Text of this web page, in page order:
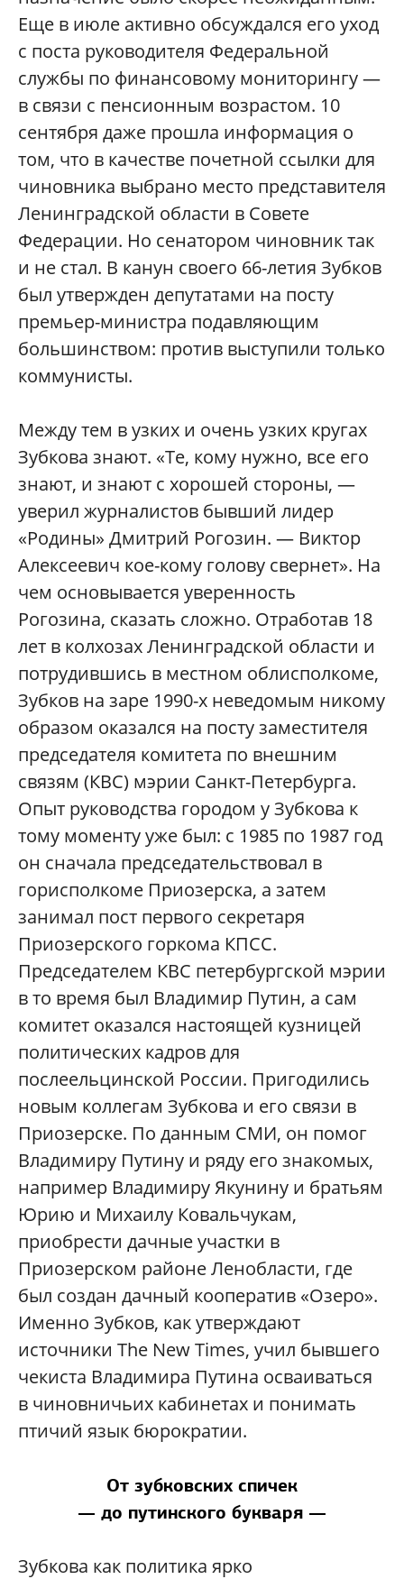
Еще в июле активно обсуждался его уход
с поста руководителя Федеральной
службы по финансовому мониторингу —
в связи с пенсионным возрастом. 10
сентября даже прошла информация о
том, что в качестве почетной ссылки для
чиновника выбрано место представителя
Ленинградской области в Совете
Федерации. Но сенатором чиновник так
и не стал. В канун своего 66-летия Зубков
был утвержден депутатами на посту
премьер-министра подавляющим
большинством: против выступили только
коммунисты.
Между тем в узких и очень узких кругах
Зубкова знают. «Те, кому нужно, все его
знают, и знают с хорошей стороны, —
уверил журналистов бывший лидер
«Родины» Дмитрий Рогозин. — Виктор
Алексеевич кое-кому голову свернет». На
чем основывается уверенность
Рогозина, сказать сложно. Отработав 18
лет в колхозах Ленинградской области и
потрудившись в местном облисполкоме,
Зубков на заре 1990-х неведомым никому
образом оказался на посту заместителя
председателя комитета по внешним
связям (КВС) мэрии Санкт-Петербурга.
Опыт руководства городом у Зубкова к
тому моменту уже был: с 1985 по 1987 год
он сначала председательствовал в
горисполкоме Приозерска, а затем
занимал пост первого секретаря
Приозерского горкома КПСС.
Председателем КВС петербургской мэрии
в то время был Владимир Путин, а сам
комитет оказался настоящей кузницей
политических кадров для
послеельцинской России. Пригодились
новым коллегам Зубкова и его связи в
Приозерске. По данным СМИ, он помог
Владимиру Путину и ряду его знакомых,
например Владимиру Якунину и братьям
Юрию и Михаилу Ковальчукам,
приобрести дачные участки в
Приозерском районе Ленобласти, где
был создан дачный кооператив «Озеро».
Именно Зубков, как утверждают
источники The New Times, учил бывшего
чекиста Владимира Путина осваиваться
в чиновничьих кабинетах и понимать
птичий язык бюрократии.
От зубковских спичек
— до путинского букваря —
Зубкова как политика ярко